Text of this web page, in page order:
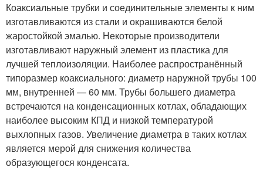
Коаксиальные трубки и соединительные элементы к ним
изготавливаются из стали и окрашиваются белой
жаростойкой эмалью. Некоторые производители
изготавливают наружный элемент из пластика для
лучшей теплоизоляции. Наиболее распространённый
типоразмер коаксиального: диаметр наружной трубы 100
мм, внутренней — 60 мм. Трубы большего диаметра
встречаются на конденсационных котлах, обладающих
наиболее высоким КПД и низкой температурой
выхлопных газов. Увеличение диаметра в таких котлах
является мерой для снижения количества
образующегося конденсата.